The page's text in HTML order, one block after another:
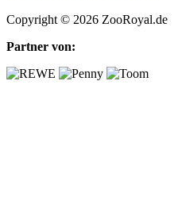
Copyright © 2026 ZooRoyal.de
Partner von: